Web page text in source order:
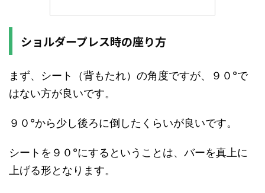
ショルダープレス時の座り方
まず、シート（背もたれ）の角度ですが、９０°で
はない方が良いです。
９０°から少し後ろに倒したくらいが良いです。
シートを９０°にするということは、バーを真上に
上げる形となります。